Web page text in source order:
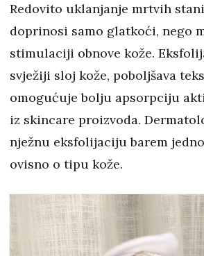
Redovito uklanjanje mrtvih
doprinosi samo glatkoći, nego
stimulaciji obnove kože.
svježiji sloj kože, poboljšava
omogućuje bolju apsorpciju
iz skincare proizvoda.
nježnu eksfolijaciju barem
ovisno o tipu kože.